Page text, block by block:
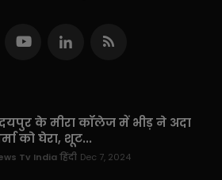
के मीरा कॉलेज में भीड़ ने अदा
को घेरा, शूट...
Tv India हिंदी Dec 7, 2024